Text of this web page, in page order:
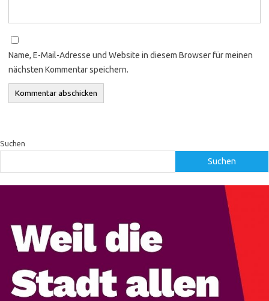
Name, E-Mail-Adresse und Website in diesem Browser für meinen
nächsten Kommentar speichern.
Suchen
Suchen